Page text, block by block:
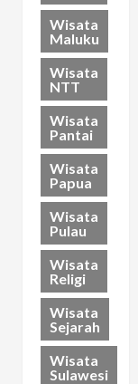
Wisata
Maluku
Wisata
NTT
Wisata
Pantai
Wisata
Papua
Wisata
Pulau
Wisata
Religi
Wisata
Sejarah
Wisata
Sulawesi